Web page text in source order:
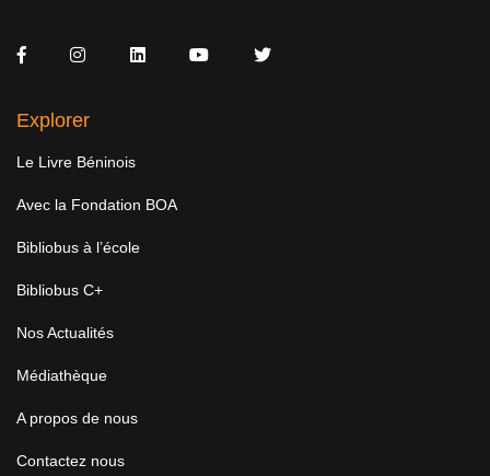
FacebookInstagramLinkedInYou TubeTwitter
Explorer
Le Livre Béninois
Avec la Fondation BOA
Bibliobus à l’école
Bibliobus C+
Nos Actualités
Médiathèque
A propos de nous
Contactez nous